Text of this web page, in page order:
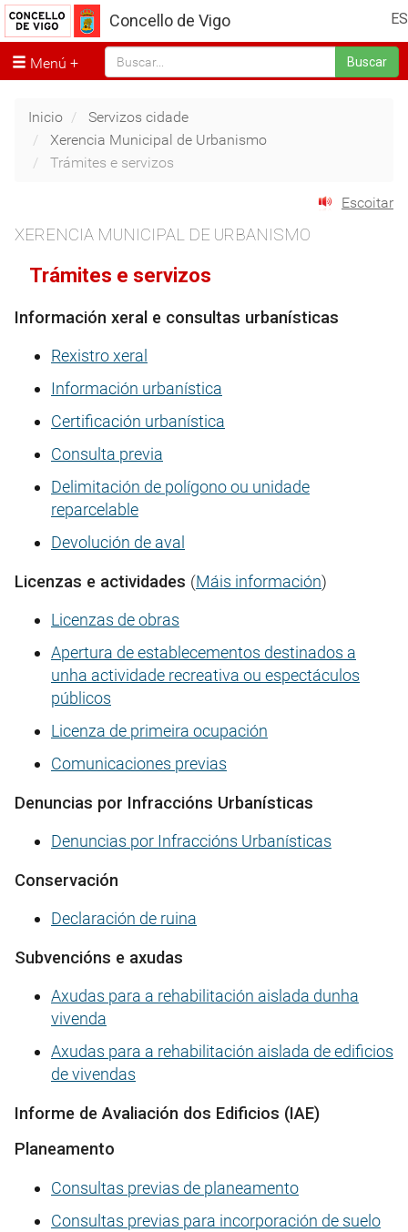
ES
Concello de Vigo
Menú Buscar
Inicio
Servizos cidade
Xerencia Municipal de Urbanismo
Trámites e servizos
Escoitar
XERENCIA MUNICIPAL DE URBANISMO
Trámites e servizos
Información xeral e consultas urbanísticas
Rexistro xeral
Información urbanística
Certificación urbanística
Consulta previa
Delimitación de polígono ou unidade
reparcelable
Devolución de aval
Licenzas e actividades (Máis información)
Licenzas de obras
Apertura de establecementos destinados a
unha actividade recreativa ou espectáculos
públicos
Licenza de primeira ocupación
Comunicaciones previas
Denuncias por Infraccións Urbanísticas
Denuncias por Infraccións Urbanísticas
Conservación
Declaración de ruina
Subvencións e axudas
Axudas para a rehabilitación aislada dunha
vivenda
Axudas para a rehabilitación aislada de edificios
de vivendas
Informe de Avaliación dos Edificios (IAE)
Planeamento
Consultas previas de planeamento
Consultas previas para incorporación de suelo